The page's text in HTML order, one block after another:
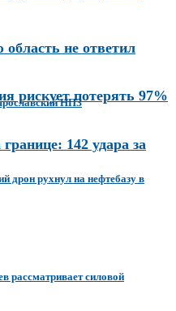
не ответил
рискует потерять 97%
142 удара за
НПЗ
дрон рухнул на нефтебазу в
рассматривает силовой